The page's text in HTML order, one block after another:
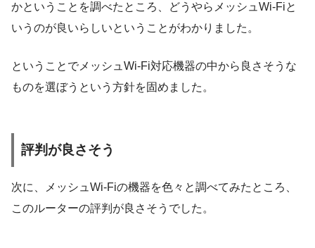
かということを調べたところ、どうやらメッシュWi-Fiと
いうのが良いらしいということがわかりました。
ということでメッシュWi-Fi対応機器の中から良さそうな
ものを選ぼうという方針を固めました。
評判が良さそう
次に、メッシュWi-Fiの機器を色々と調べてみたところ、
このルーターの評判が良さそうでした。